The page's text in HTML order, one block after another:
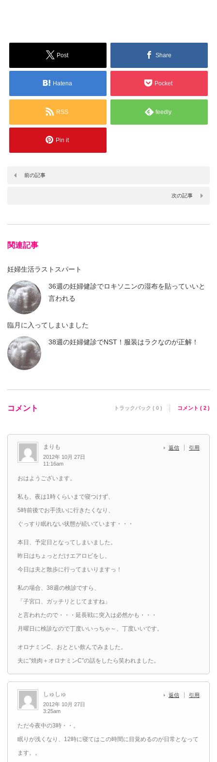
Post Share
Hatena Pocket
RSS feedly
Pin it
前の記事
次の記事
関連記事
妊婦生活ラストスパート
36週の妊婦健診でロキソニンの湿布を貼っていいと
言われる
臨月に入ってしまいました
38週の妊婦健診でNST！服装はラクなのが正解！
コメント トラックバック ( 0 ) コメント ( 2 )
まりも
2012年 10月 27日
11:16am
返信 引用
おはようございます。
私も、夜は1時くらいまで寝つけず、
5時前後でお手洗いに行きたくなり、
ぐっすり眠れない状態が続いています・・・
本日、予定日となってしまいました。
昨日はちょっとだけエアロビをし、
今日は夫と散歩に行ってまいりますっ！
私の場合、38週の検診ですら、
「子宮口、ガッチリとじてますね」
と言われたので・・・延長戦に突入は必然かも・・・
月曜日に検診なので丁度いいっちゃ～、丁度いいです。
オロナミンC、おととい飲んでみました。
夫に”焼肉＋オロナミンC”の話をしたら笑われました。
しゅしゅ
2012年 10月 27日
3:25am
返信 引用
ただ今夜中の3時・・。
眠りが浅くなり、12時に寝てはこの時間に目覚めるのが日常となって
ます。。